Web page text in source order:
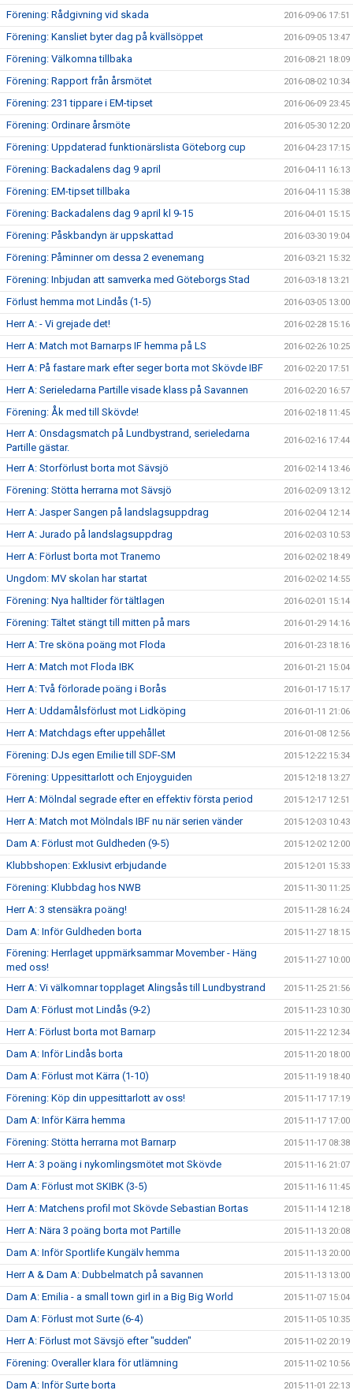
Förening: Rådgivning vid skada 2016-09-06 17:51
Förening: Kansliet byter dag på kvällsöppet 2016-09-05 13:47
Förening: Välkomna tillbaka 2016-08-21 18:09
Förening: Rapport från årsmötet 2016-08-02 10:34
Förening: 231 tippare i EM-tipset 2016-06-09 23:45
Förening: Ordinare årsmöte 2016-05-30 12:20
Förening: Uppdaterad funktionärslista Göteborg cup 2016-04-23 17:15
Förening: Backadalens dag 9 april 2016-04-11 16:13
Förening: EM-tipset tillbaka 2016-04-11 15:38
Förening: Backadalens dag 9 april kl 9-15 2016-04-01 15:15
Förening: Påskbandyn är uppskattad 2016-03-30 19:04
Förening: Påminner om dessa 2 evenemang 2016-03-21 15:32
Förening: Inbjudan att samverka med Göteborgs Stad 2016-03-18 13:21
Förlust hemma mot Lindås (1-5) 2016-03-05 13:00
Herr A: - Vi grejade det! 2016-02-28 15:16
Herr A: Match mot Barnarps IF hemma på LS 2016-02-26 10:25
Herr A: På fastare mark efter seger borta mot Skövde IBF 2016-02-20 17:51
Herr A: Serieledarna Partille visade klass på Savannen 2016-02-20 16:57
Förening: Åk med till Skövde! 2016-02-18 11:45
Herr A: Onsdagsmatch på Lundbystrand, serieledarna
Partille gästar.
2016-02-16 17:44
Herr A: Storförlust borta mot Sävsjö 2016-02-14 13:46
Förening: Stötta herrarna mot Sävsjö 2016-02-09 13:12
Herr A: Jasper Sangen på landslagsuppdrag 2016-02-04 12:14
Herr A: Jurado på landslagsuppdrag 2016-02-03 10:53
Herr A: Förlust borta mot Tranemo 2016-02-02 18:49
Ungdom: MV skolan har startat 2016-02-02 14:55
Förening: Nya halltider för tältlagen 2016-02-01 15:14
Förening: Tältet stängt till mitten på mars 2016-01-29 14:16
Herr A: Tre sköna poäng mot Floda 2016-01-23 18:16
Herr A: Match mot Floda IBK 2016-01-21 15:04
Herr A: Två förlorade poäng i Borås 2016-01-17 15:17
Herr A: Uddamålsförlust mot Lidköping 2016-01-11 21:06
Herr A: Matchdags efter uppehållet 2016-01-08 12:56
Förening: DJs egen Emilie till SDF-SM 2015-12-22 15:34
Förening: Uppesittarlott och Enjoyguiden 2015-12-18 13:27
Herr A: Mölndal segrade efter en effektiv första period 2015-12-17 12:51
Herr A: Match mot Mölndals IBF nu när serien vänder 2015-12-03 10:43
Dam A: Förlust mot Guldheden (9-5) 2015-12-02 12:00
Klubbshopen: Exklusivt erbjudande 2015-12-01 15:33
Förening: Klubbdag hos NWB 2015-11-30 11:25
Herr A: 3 stensäkra poäng! 2015-11-28 16:24
Dam A: Inför Guldheden borta 2015-11-27 18:15
Förening: Herrlaget uppmärksammar Movember - Häng
med oss!
2015-11-27 10:00
Herr A: Vi välkomnar topplaget Alingsås till Lundbystrand 2015-11-25 21:56
Dam A: Förlust mot Lindås (9-2) 2015-11-23 10:30
Herr A: Förlust borta mot Barnarp 2015-11-22 12:34
Dam A: Inför Lindås borta 2015-11-20 18:00
Dam A: Förlust mot Kärra (1-10) 2015-11-19 18:40
Förening: Köp din uppesittarlott av oss! 2015-11-17 17:19
Dam A: Inför Kärra hemma 2015-11-17 17:00
Förening: Stötta herrarna mot Barnarp 2015-11-17 08:38
Herr A: 3 poäng i nykomlingsmötet mot Skövde 2015-11-16 21:07
Dam A: Förlust mot SKIBK (3-5) 2015-11-16 11:45
Herr A: Matchens profil mot Skövde Sebastian Bortas 2015-11-14 12:18
Herr A: Nära 3 poäng borta mot Partille 2015-11-13 20:08
Dam A: Inför Sportlife Kungälv hemma 2015-11-13 20:00
Herr A & Dam A: Dubbelmatch på savannen 2015-11-13 13:00
Dam A: Emilia - a small town girl in a Big Big World 2015-11-07 15:04
Dam A: Förlust mot Surte (6-4) 2015-11-05 10:35
Herr A: Förlust mot Sävsjö efter "sudden" 2015-11-02 20:19
Förening: Overaller klara för utlämning 2015-11-02 10:56
Dam A: Inför Surte borta 2015-11-01 22:13